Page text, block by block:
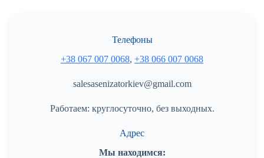
Телефоны
+38 067 007 0068, +38 066 007 0068
salesasenizatorkiev@gmail.com
Работаем: круглосуточно, без выходных.
Адрес
Мы находимся: